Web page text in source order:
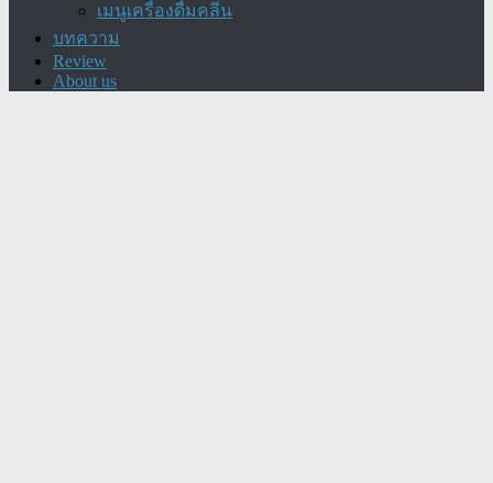
เมนูเครื่องดื่มคลีน
บทความ
Review
About us